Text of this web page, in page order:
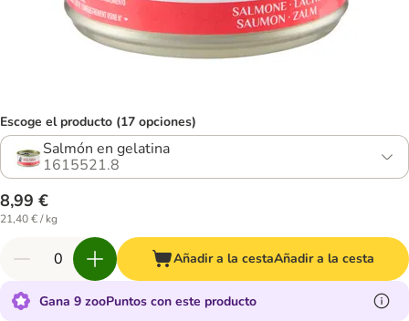
Escoge el producto (17 opciones)
Salmón en gelatina
1615521.8
8,99 €
21,40 € / kg
Añadir a la cestaAñadir a la cesta
Gana 9 zooPuntos con este producto